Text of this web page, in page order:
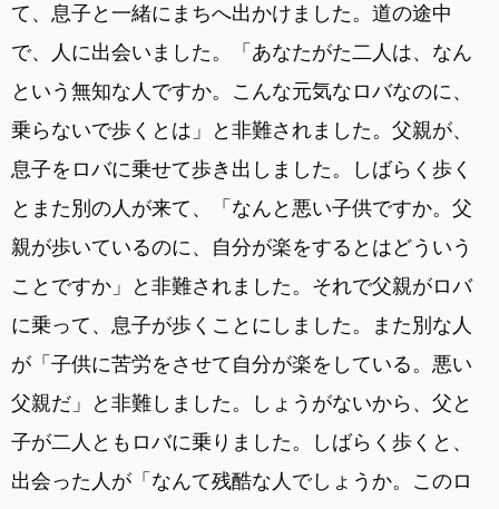
て、息子と一緒にまちへ出かけました。道の途中
で、人に出会いました。「あなたがた二人は、なん
という無知な人ですか。こんな元気なロバなのに、
乗らないで歩くとは」と非難されました。父親が、
息子をロバに乗せて歩き出しました。しばらく歩く
とまた別の人が来て、「なんと悪い子供ですか。父
親が歩いているのに、自分が楽をするとはどういう
ことですか」と非難されました。それで父親がロバ
に乗って、息子が歩くことにしました。また別な人
が「子供に苦労をさせて自分が楽をしている。悪い
父親だ」と非難しました。しょうがないから、父と
子が二人ともロバに乗りました。しばらく歩くと、
出会った人が「なんて残酷な人でしょうか。このロ